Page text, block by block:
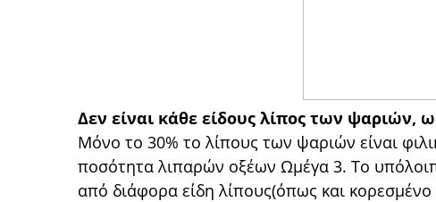
Δεν είναι κάθε είδους λίπος των ψαριών,
Μόνο το 30% το λίπους των ψαριών είναι
ποσότητα λιπαρών οξέων Ωμέγα 3. Το
από διάφορα είδη λίπους(όπως και κορεσμένο